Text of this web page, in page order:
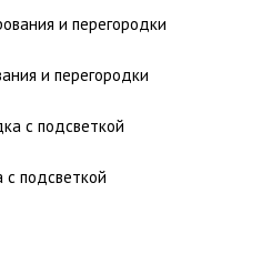
и перегородки
с подсветкой